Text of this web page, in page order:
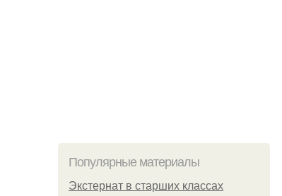
Популярные материалы
Экстернат в старших классах